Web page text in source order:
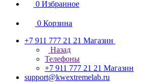
0 Избранное
0 Корзина
+7 911 777 21 21 Магазин
Назад
Телефоны
+7 911 777 21 21 Магазин
support@kwextremelab.ru